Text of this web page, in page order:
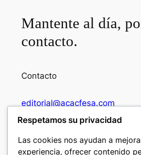
Mantente al día,
contacto.
Contacto
editorial@acacfesa.com
Respetamos su privacidad
Las cookies nos ayudan a
experiencia, ofrecer contenido